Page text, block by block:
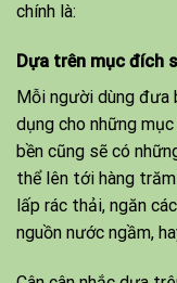
chính là:
Dựa trên mục đích
Mỗi người dùng đưa
dụng cho những
bền cũng sẽ có
thể lên tới hàng
lấp rác thải, ngăn
nguồn nước ngầm,